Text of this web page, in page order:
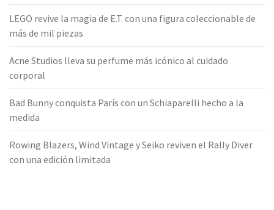
LEGO revive la magia de E.T. con una figura coleccionable de
más de mil piezas
Acne Studios lleva su perfume más icónico al cuidado
corporal
Bad Bunny conquista París con un Schiaparelli hecho a la
medida
Rowing Blazers, Wind Vintage y Seiko reviven el Rally Diver
con una edición limitada